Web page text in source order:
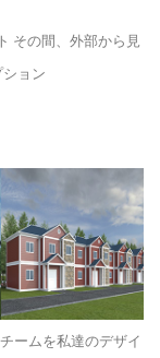
その間、外部から見
ョン
ームを私達のデザイ